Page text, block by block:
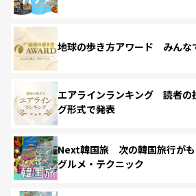
地球の歩き方アワード みんな
エアラインランキング 読者の
グ形式で発表
Next韓国旅 次の韓国旅行がも
グルメ・テクニック